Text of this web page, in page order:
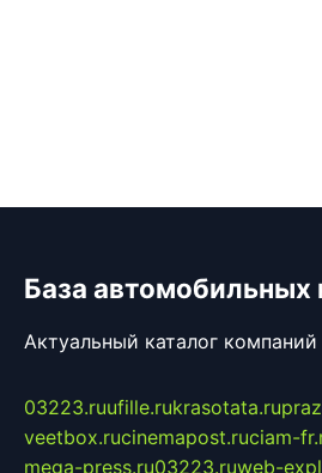
База автомобильных
Актуальный каталог
03223.ruufille.rukrasotata.ru
veetbox.rucinemapost.ruciam-
mega-press.ru03223.ruweb-